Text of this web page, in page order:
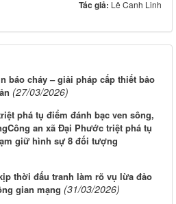
Tác giả: Lê Canh Linh
báo cháy – giải pháp cấp thiết bảo
(27/03/2026)
phá tụ điểm đánh bạc ven sông,
an xã Đại Phước triệt phá tụ
giữ hình sự 8 đối tượng
thời đấu tranh làm rõ vụ lừa đảo
gian mạng (31/03/2026)